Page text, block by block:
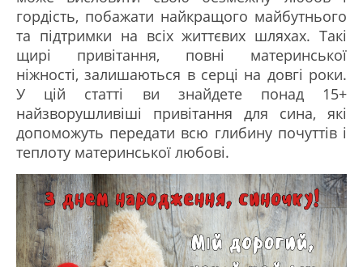
гордість, побажати найкращого майбутнього
та підтримки на всіх життєвих шляхах. Такі
щирі привітання, повні материнської
ніжності, залишаються в серці на довгі роки.
У цій статті ви знайдете понад 15+
найзворушливіші привітання для сина, які
допоможуть передати всю глибину почуттів і
теплоту материнської любові.